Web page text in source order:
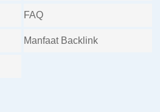
FAQ
Manfaat Backlink